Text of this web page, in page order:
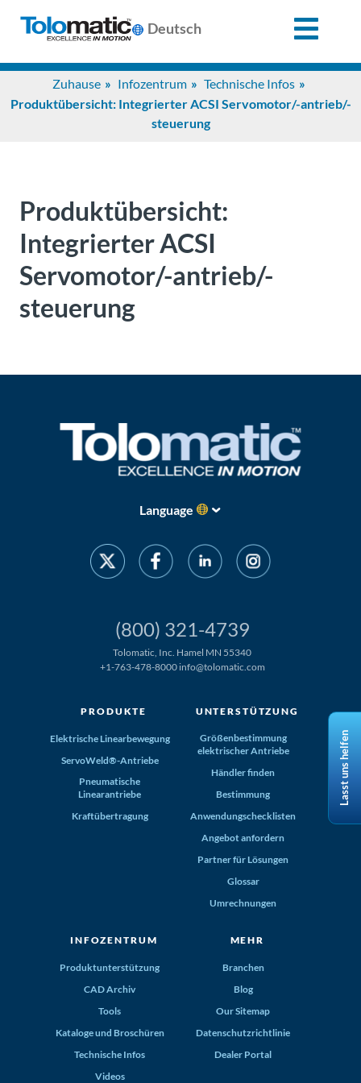
Deutsch
Zuhause Infozentrum
Technische Infos
Produktübersicht: Integrierter ACSI Servomotor/-antrieb/-
steuerung
Produktübersicht:
Integrierter ACSI
Servomotor/-antrieb/-
steuerung
Language
(800) 321-4739
Tolomatic, Inc. Hamel MN 55340
+1-763-478-8000 info@tolomatic.com
PRODUKTE
Elektrische Linearbewegung
ServoWeld®-Antriebe
Pneumatische
Linearantriebe
Kraftübertragung
UNTERSTÜTZUNG
Größenbestimmung
elektrischer Antriebe
Händler finden
Bestimmung
Anwendungschecklisten
Angebot anfordern
Partner für Lösungen
Glossar
Umrechnungen
INFOZENTRUM
Produktunterstützung
CAD Archiv
Tools
Kataloge und Broschüren
Technische Infos
Videos
MEHR
Branchen
Blog
Our Sitemap
Datenschutzrichtlinie
Dealer Portal
for:
Unterstützung
Infozentrum
Anwendungen
Neuigkeiten &
Lasst uns helfen